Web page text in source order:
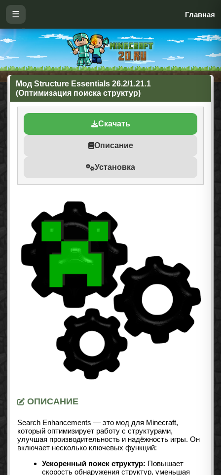
☰ Главная
Мод Structure Essentials 26.2/1.21.1
(Оптимизация поиска структур)
Скачать
Описание
Установка
ОПИСАНИЕ
Search Enhancements — это мод для Minecraft,
который оптимизирует работу с структурами,
улучшая производительность и надёжность игры. Он
включает несколько ключевых функций:
Ускоренный поиск структур: Повышает
скорость обнаружения структур, уменьшая